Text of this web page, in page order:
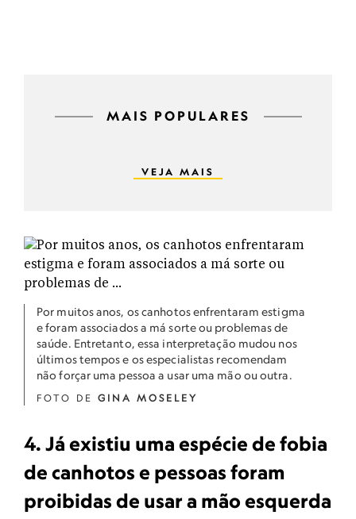
MAIS POPULARES
VEJA MAIS
Por muitos anos, os canhotos enfrentaram estigma
e foram associados a má sorte ou problemas de
saúde. Entretanto, essa interpretação mudou nos
últimos tempos e os especialistas recomendam
não forçar uma pessoa a usar uma mão ou outra.
FOTO DE GINA MOSELEY
4. Já existiu uma espécie de fobia
de canhotos e pessoas foram
proibidas de usar a mão esquerda